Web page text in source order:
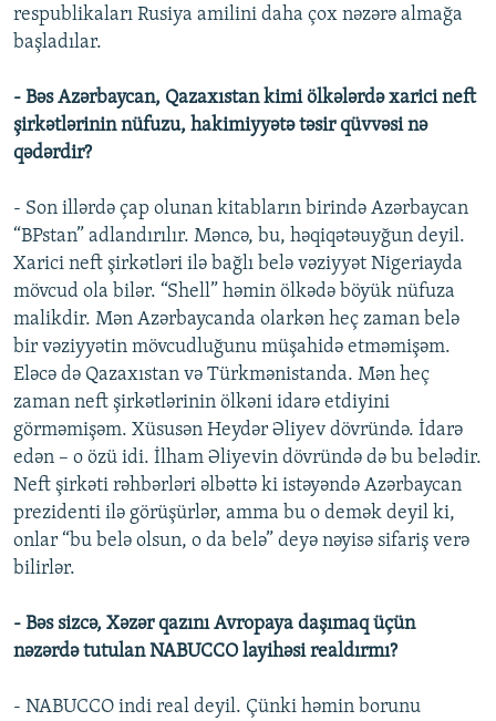
respublikaları Rusiya amilini daha çox nəzərə almağa
başladılar.
- Bəs Azərbaycan, Qazaxıstan kimi ölkələrdə xarici neft
şirkətlərinin nüfuzu, hakimiyyətə təsir qüvvəsi nə
qədərdir?
- Son illərdə çap olunan kitabların birində Azərbaycan
“BPstan” adlandırılır. Məncə, bu, həqiqətəuyğun deyil.
Xarici neft şirkətləri ilə bağlı belə vəziyyət Nigeriayda
mövcud ola bilər. “Shell” həmin ölkədə böyük nüfuza
malikdir. Mən Azərbaycanda olarkən heç zaman belə
bir vəziyyətin mövcudluğunu müşahidə etməmişəm.
Eləcə də Qazaxıstan və Türkmənistanda. Mən heç
zaman neft şirkətlərinin ölkəni idarə etdiyini
görməmişəm. Xüsusən Heydər Əliyev dövründə. İdarə
edən – o özü idi. İlham Əliyevin dövründə də bu belədir.
Neft şirkəti rəhbərləri əlbəttə ki istəyəndə Azərbaycan
prezidenti ilə görüşürlər, amma bu o demək deyil ki,
onlar “bu belə olsun, o da belə” deyə nəyisə sifariş verə
bilirlər.
- Bəs sizcə, Xəzər qazını Avropaya daşımaq üçün
nəzərdə tutulan NABUCCO layihəsi realdırmı?
- NABUCCO indi real deyil. Çünki həmin borunu